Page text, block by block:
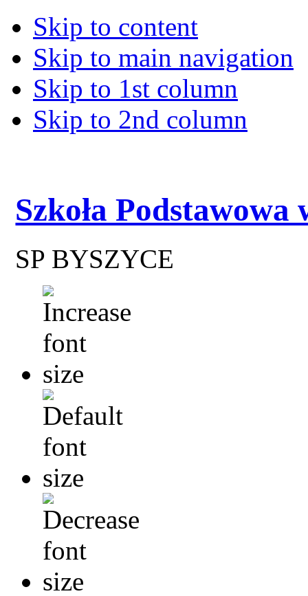
Skip to content
Skip to main navigation
Skip to 1st column
Skip to 2nd column
Szkoła Podstawowa
SP BYSZYCE